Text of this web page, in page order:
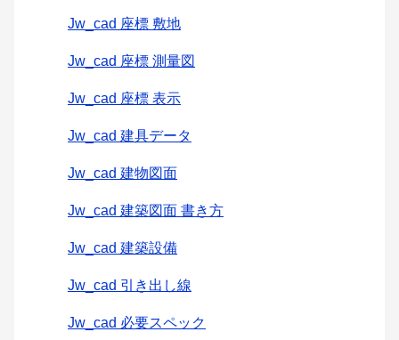
Jw_cad 座標 敷地
Jw_cad 座標 測量図
Jw_cad 座標 表示
Jw_cad 建具データ
Jw_cad 建物図面
Jw_cad 建築図面 書き方
Jw_cad 建築設備
Jw_cad 引き出し線
Jw_cad 必要スペック